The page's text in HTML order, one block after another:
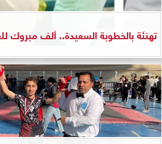
تهنئة بالخطوبة السعيدة.. ألف مبروك